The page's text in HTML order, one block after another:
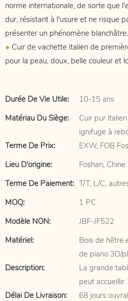
norme internationale, de sorte que
dur, résistant à l'usure et ne risque
présenter un phénomène blanchâtre.
● Cuir de vachette italien de
pour la peau, doux, belle couleur et
Durée De Vie Utile:
10-15 ans
Matériau Du Siège:
Cuir pur
ignifuge à
Terme De Prix:
EXW, FOB
Lieu D'origine:
Foshan, Chine
Terme De Paiement: T/T, L/C,
MOQ:
1 PC
Modèle NON:
JBF-JF522
Matériel:
Bois de hêtre
de piano 3D/
Description:
La grande
peut
Délai De Livraison:
68 jours